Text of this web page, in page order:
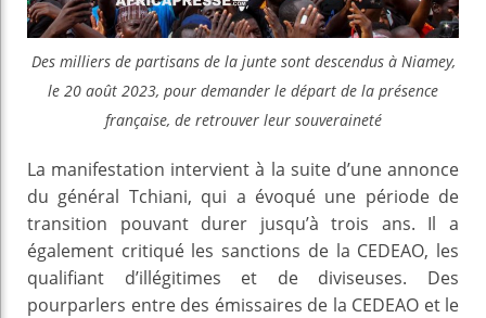
Des milliers de partisans de la junte sont descendus à Niamey,
le 20 août 2023, pour demander le départ de la présence
française, de retrouver leur souveraineté
La manifestation intervient à la suite d’une annonce
du général Tchiani, qui a évoqué une période de
transition pouvant durer jusqu’à trois ans. Il a
également critiqué les sanctions de la CEDEAO, les
qualifiant d’illégitimes et de diviseuses. Des
pourparlers entre des émissaires de la CEDEAO et le